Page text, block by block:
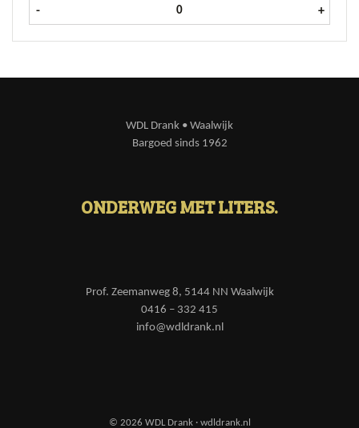
- Fuze Tea Green Tea tray 6x1,25 ltr
+
WDL Drank • Waalwijk
Bargoed sinds 1962
ONDERWEG MET LITERS.
Prof. Zeemanweg 8, 5144 NN Waalwijk
0416 – 332 415
info@wdldrank.nl
© 2026 WDL Drank · wdldrank.nl